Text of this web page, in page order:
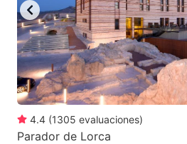
4.4 (1305 evaluaciones)
Parador de Lorca